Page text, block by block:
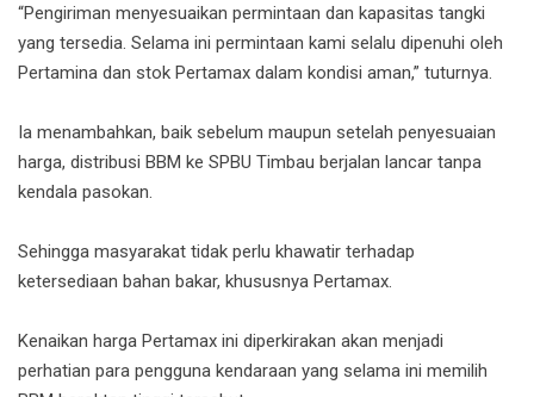
“Pengiriman menyesuaikan permintaan dan kapasitas tangki
yang tersedia. Selama ini permintaan kami selalu dipenuhi oleh
Pertamina dan stok Pertamax dalam kondisi aman,” tuturnya.
Ia menambahkan, baik sebelum maupun setelah penyesuaian
harga, distribusi BBM ke SPBU Timbau berjalan lancar tanpa
kendala pasokan.
Sehingga masyarakat tidak perlu khawatir terhadap
ketersediaan bahan bakar, khususnya Pertamax.
Kenaikan harga Pertamax ini diperkirakan akan menjadi
perhatian para pengguna kendaraan yang selama ini memilih